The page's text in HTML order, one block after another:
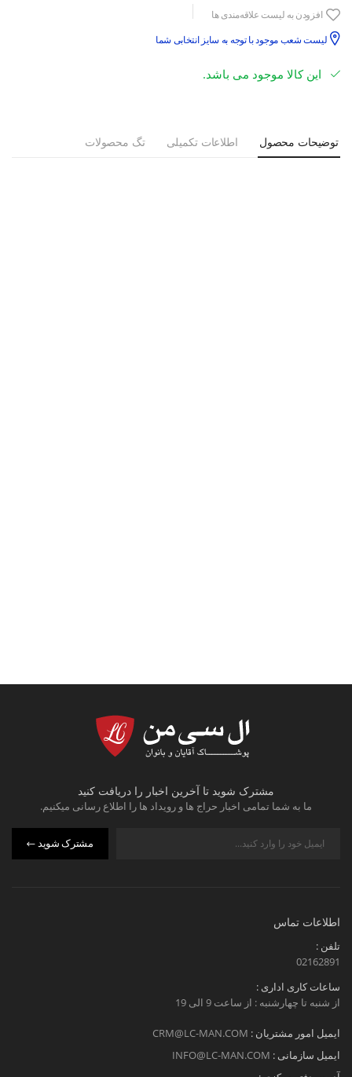
افزودن به لیست علاقه‌مندی ها
لیست شعب موجود با توجه به سایز انتخابی شما
این کالا موجود می باشد.
توضیحات محصول اطلاعات تکمیلی تگ محصولات
مشترک شوید تا آخرین اخبار را دریافت کنید
ما به شما تمامی اخبار حراج ها و رویداد ها را اطلاع رسانی میکنیم.
مشترک شوید
اطلاعات تماس
تلفن :
02162891
ساعات کاری اداری :
از شنبه تا چهارشنبه : از ساعت 9 الی 19
ایمیل امور مشتریان : CRM@LC-MAN.COM
ایمیل سازمانی : INFO@LC-MAN.COM